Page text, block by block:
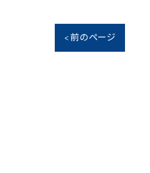
< 前のページ